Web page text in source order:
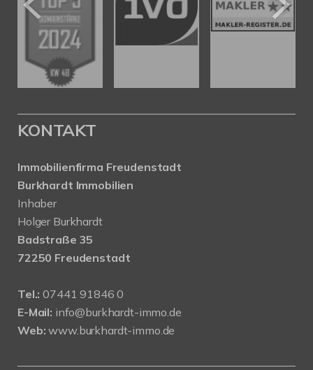
KONTAKT
Immobilienfirma Freudenstadt
Burkhardt Immobilien
Inhaber
Holger Burkhardt
Badstraße 35
72250 Freudenstadt
Tel.: 07441 91846 0
E-Mail: info@burkhardt-immo.de
Web: www.burkhardt-immo.de